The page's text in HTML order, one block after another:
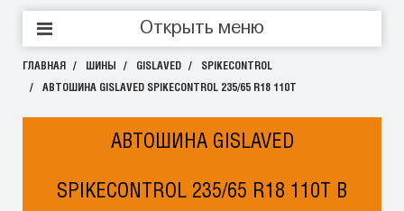
Открыть меню
ГЛАВНАЯ ШИНЫ GISLAVED SPIKECONTROL
АВТОШИНА GISLAVED SPIKECONTROL 235/65 R18 110T
АВТОШИНА GISLAVED
SPIKECONTROL 235/65 R18 110T В